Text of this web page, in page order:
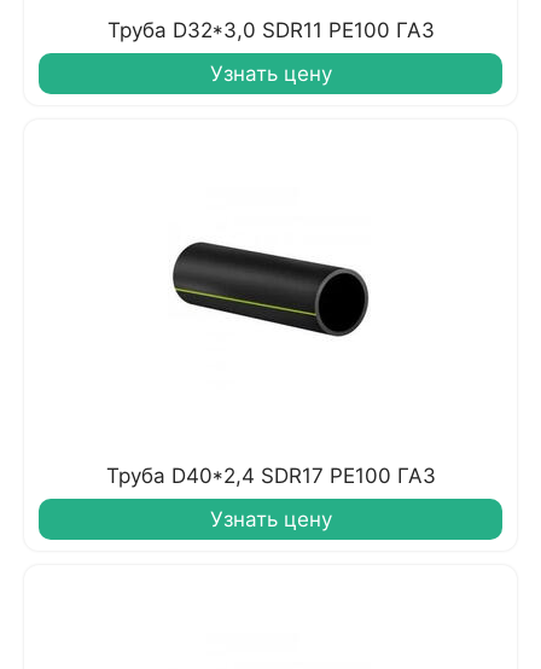
Труба D32*3,0 SDR11 PE100 ГАЗ
Узнать цену
Труба D40*2,4 SDR17 PE100 ГАЗ
Узнать цену